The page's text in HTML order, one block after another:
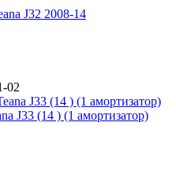
J32 2008-14
02
J33 (14 ) (1 амортизатор)